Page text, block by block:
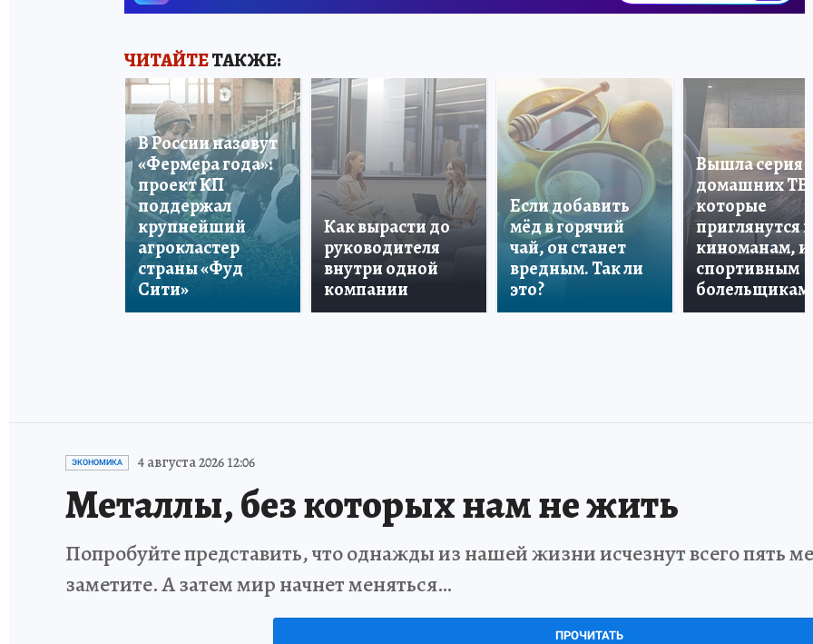
ЧИТАЙТЕТАКЖЕ:
В России назовут
«Фермера года»:
проект КП
поддержал
крупнейший
агрокластер
страны «Фуд
Сити»
Как вырасти до
руководителя
внутри одной
компании
Если добавить
мёд в горячий
чай, он станет
вредным. Так ли
это?
Вышла серия
домашних ТВ,
которые
приглянутся и
киноманам, и
спортивным
болельщикам
ЭКОНОМИКА 4 августа 2026 12:06
Металлы, без которых нам не жить
Попробуйте представить, что однажды из нашей жизни исчезнут всего пять
заметите. А затем мир начнет меняться…
ПРОЧИТАТЬ